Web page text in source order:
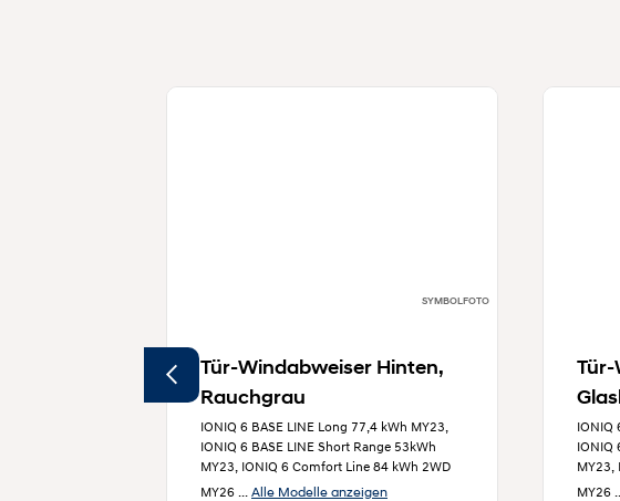
SYMBOLFOTO
Tür-Windabweiser Hinten,
Rauchgrau
IONIQ 6 BASE LINE Long 77,4 kWh MY23,
IONIQ 6 BASE LINE Short Range 53kWh
MY23, IONIQ 6 Comfort Line 84 kWh 2WD
MY26 ... Alle Modelle anzeigen
Tür-
IONIQ
IONIQ
MY23,
MY26